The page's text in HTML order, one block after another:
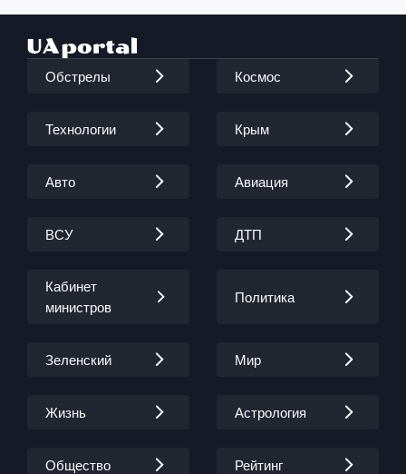
Обстрелы Космос
Технологии Крым
Авто Авиация
ВСУ ДТП
Кабинет
министров
Политика
Зеленский Мир
Жизнь Астрология
Общество Рейтинг